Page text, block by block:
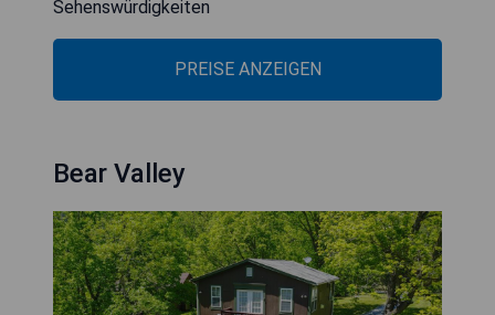
Sehenswürdigkeiten
PREISE ANZEIGEN
Bear Valley